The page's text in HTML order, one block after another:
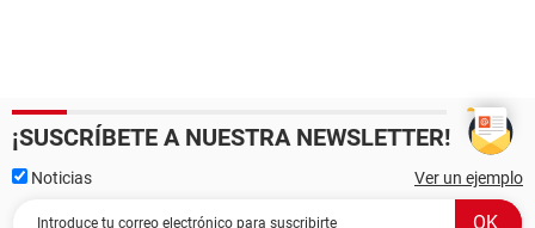
¡SUSCRÍBETE A NUESTRA NEWSLETTER!
Noticias Ver un ejemplo